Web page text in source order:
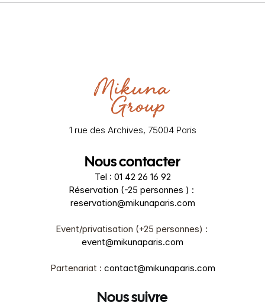
1 rue des Archives, 75004 Paris
Nous contacter
Tel : 01 42 26 16 92
Réservation (-25 personnes ) :
reservation@mikunaparis.com
event@mikunaparis.com
Partenariat : contact@mikunaparis.com
Nous suivre